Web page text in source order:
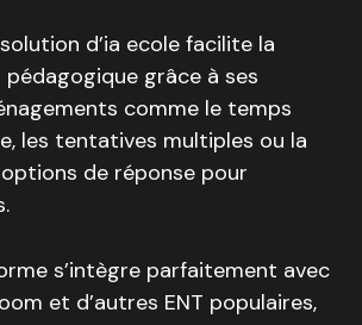
d’ia ecole facilite la
grâce à ses
comme le temps
les tentatives multiples ou la
de réponse pour
s’intègre parfaitement avec
et d’autres ENT populaires,